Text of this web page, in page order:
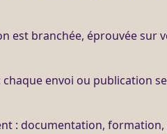
est branchée, éprouvée sur
chaque envoi ou publication
: documentation,